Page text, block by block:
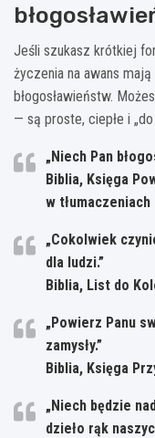
Jeśli szukasz krótkiej
życzenia na awans
błogosławieństw.
— są proste, ciepłe i „do
„Niech Pan
Biblia, Księga
w tłumaczeniach
„Cokolwiek
dla ludzi.”
Biblia, List do
„Powierz Panu
zamysły.”
Biblia, Księga
„Niech będzie
dzieło rąk